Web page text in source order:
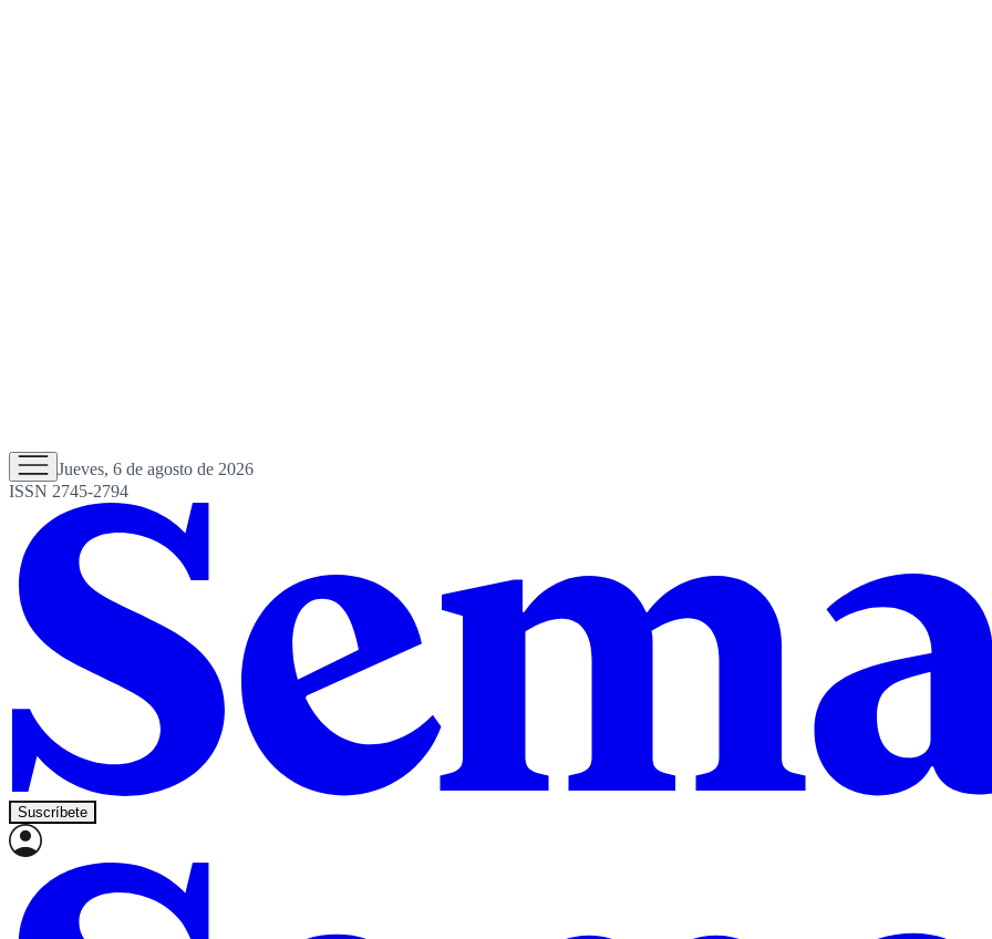
Jueves, 6 de agosto de 2026
ISSN 2745-2794
Suscríbete